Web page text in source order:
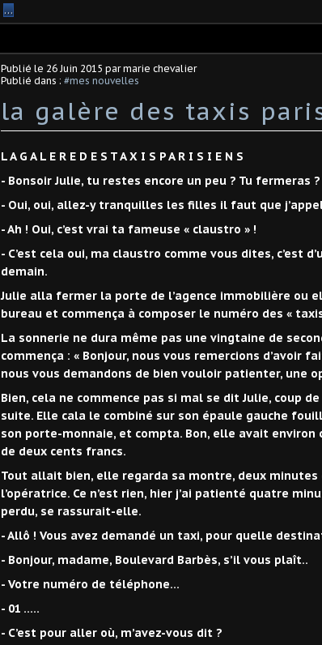
…
Publié le 26 Juin 2015 par marie chevalier
Publié dans : #mes nouvelles
la galère des taxis
L A G A L E R E D E S T A X I S P A R I S I E N S
- Bonsoir Julie, tu restes encore un peu ? Tu fermeras ?
- Oui, oui, allez-y tranquilles les filles il faut que
- Ah ! Oui, c’est vrai ta fameuse « claustro » !
- C’est cela oui, ma claustro comme vous dites, c’est
demain.
Julie alla fermer la porte de l’agence immobilière ou
bureau et commença à composer le numéro des «
La sonnerie ne dura même pas une vingtaine de
commença : « Bonjour, nous vous remercions d’avoir
nous vous demandons de bien vouloir patienter, une
Bien, cela ne commence pas si mal se dit Julie, coup
suite. Elle cala le combiné sur son épaule gauche
son porte-monnaie, et compta. Bon, elle avait
de deux cents francs.
Tout allait bien, elle regarda sa montre, deux
l’opératrice. Ce n’est rien, hier j’ai patienté quatre
perdu, se rassurait-elle.
- Allô ! Vous avez demandé un taxi, pour quelle
- Bonjour, madame, Boulevard Barbès, s’il vous plaît..
- Votre numéro de téléphone…
- 01 …..
- C’est pour aller où, m’avez-vous dit ?